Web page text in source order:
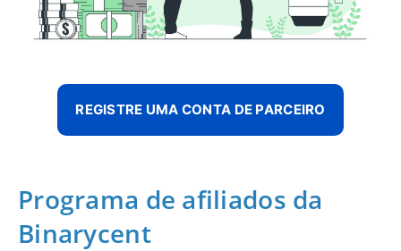
REGISTRE UMA CONTA DE PARCEIRO
Programa de afiliados da
Binarycent